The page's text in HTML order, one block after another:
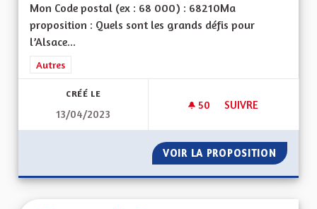
Mon Code postal (ex : 68 000) : 68210Ma
proposition : Quels sont les grands défis pour
l’Alsace...
Filtrer les résultats de la catégorie : Autres
Autres
CRÉÉ LE
13/04/2023
50 50 ABONNÉS
SUIVRE
VOIR LA PROPOSITION